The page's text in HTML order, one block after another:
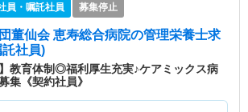
員・嘱託社員 募集停止
董仙会 恵寿総合病院の管理栄養士求
託社員)
】教育体制◎福利厚生充実♪ケアミックス病
集《契約社員》